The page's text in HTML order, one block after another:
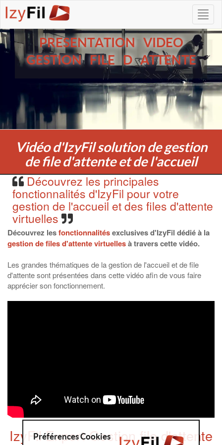
PRESENTATION VIDEO
GESTION FILE D ATTENTE
Vidéo d'IzyFil solution de gestion
de file d'attente et de l'accueil
Découvrez les principales
fonctionnalités d'IzyFil pour votre
gestion de l'accueil et des files d'attente
virtuelles
Découvrez lesfonctionnalitésexclusives d'IzyFil dédié à la
gestion de files d'attente virtuellesà travers cette vidéo.
Les grandes thématiques de la gestion de l'accueil et de file
d'attente sont présentées dans cette vidéo afin de vous faire
apprécier son fonctionnement.
IzyFil Expert Gestion file d'attente
Préférences Cookies